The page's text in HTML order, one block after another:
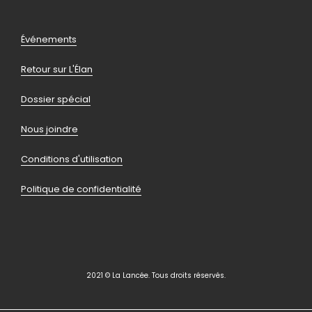
Pied
de
page
Événements
Retour sur L'Élan
Dossier spécial
Nous joindre
Conditions d'utilisation
Politique de confidentialité
2021 © La Lancée. Tous droits réservés.